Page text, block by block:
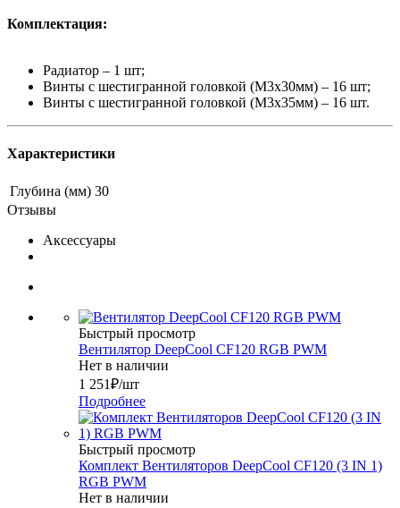
Комплектация:
Радиатор – 1 шт;
Винты с шестигранной головкой (М3х30мм) – 16 шт;
Винты с шестигранной головкой (М3х35мм) – 16 шт.
Характеристики
Глубина (мм) 30
Отзывы
Аксессуары
Быстрый просмотр
Вентилятор DeepCool CF120 RGB PWM
Нет в наличии
1 251₽/шт
Подробнее
Быстрый просмотр
Комплект Вентиляторов DeepCool CF120 (3 IN 1)
RGB PWM
Нет в наличии